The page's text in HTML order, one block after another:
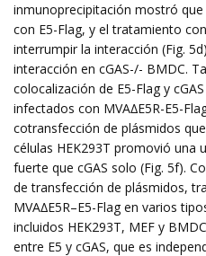
inmunoprecipitación mostró
con E5-Flag, y el tratamiento
interrumpir la interacción (Fig.
interacción en cGAS-/- BMDC.
colocalización de E5-Flag y
infectados con MVA∆E5R-E5-
cotransfección de plásmidos
células HEK293T promovió una
fuerte que cGAS solo (Fig. 5f).
de transfección de plásmidos,
MVA∆E5R–E5-Flag en varios
incluidos HEK293T, MEF y
entre E5 y cGAS, que es